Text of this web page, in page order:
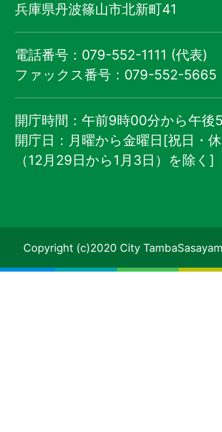
兵庫県丹波篠山市北新町41
電話番号：079-552-1111 (代表)
ファックス番号：079-552-5665
開庁時間：午前9時00分から午後
開庁日：月曜から金曜日[祝日・
（12月29日から1月3日）を除く]
Copyright (c)2020 City